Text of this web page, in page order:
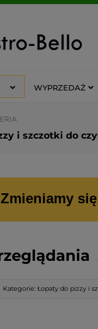
WYPRZEDAŻ
i szczotki do
Zmieniamy
Kategorie: Łopaty do pizzy i